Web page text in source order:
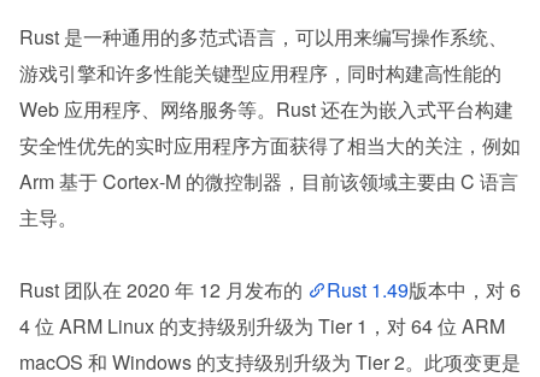
Rust 是一种通用的多范式语言，可以用来编写操作系统、
游戏引擎和许多性能关键型应用程序，同时构建高性能的
Web 应用程序、网络服务等。Rust 还在为嵌入式平台构建
安全性优先的实时应用程序方面获得了相当大的关注，例如
Arm 基于 Cortex-M 的微控制器，目前该领域主要由 C 语言
主导。
Rust 团队在 2020 年 12 月发布的 Rust 1.49版本中，对 6
4 位 ARM Linux 的支持级别升级为 Tier 1，对 64 位 ARM
macOS 和 Windows 的支持级别升级为 Tier 2。此项变更是